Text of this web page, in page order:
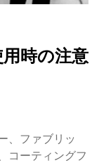
時の注意
、ファブリッ
コーティングフ